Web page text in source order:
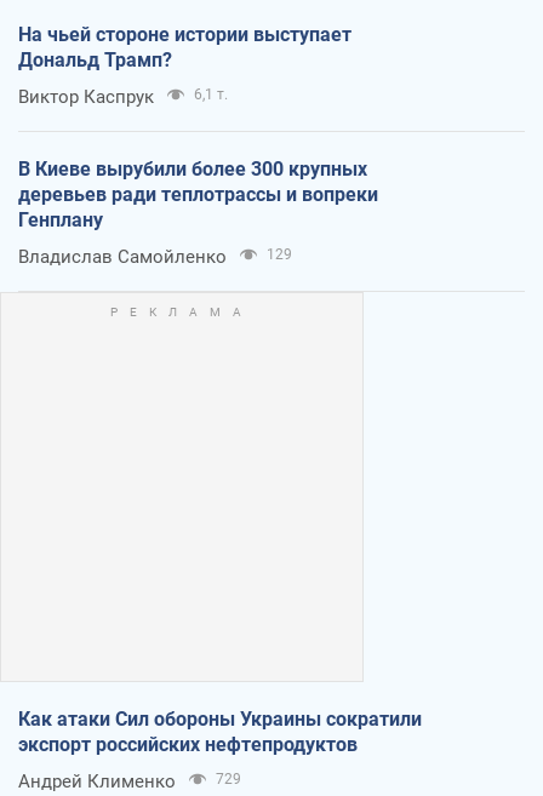
На чьей стороне истории выступает
Дональд Трамп?
Виктор Каспрук 6,1 т.
В Киеве вырубили более 300 крупных
деревьев ради теплотрассы и вопреки
Генплану
Владислав Самойленко 129
Как атаки Сил обороны Украины сократили
экспорт российских нефтепродуктов
Андрей Клименко 729